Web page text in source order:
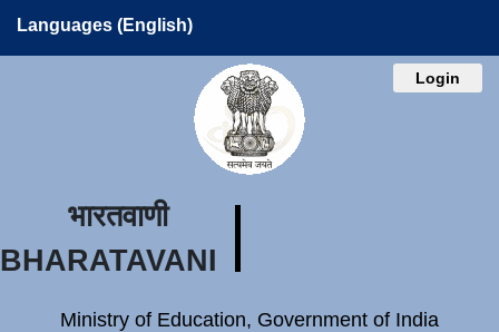
Languages (English)
Login
भारतवाणी
BHARATAVANI
Ministry of Education, Government of India